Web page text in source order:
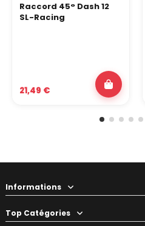
Raccord 45° Dash 12
SL-Racing
21,49 €
Informations
Top Catégories